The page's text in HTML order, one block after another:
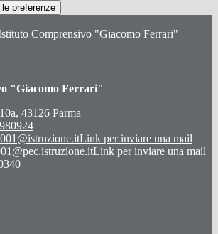
preferenze
Comprensivo "Giacomo Ferrari"
"Giacomo Ferrari"
43126 Parma
Link per inviare una mail
Link per inviare una mail